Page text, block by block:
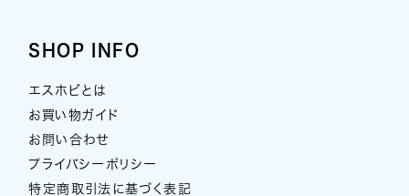
SHOP INFO
エスホビとは
お買い物ガイド
お問い合わせ
プライバシーポリシー
特定商取引法に基づく表記